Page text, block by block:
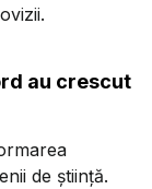
au crescut
de știință.